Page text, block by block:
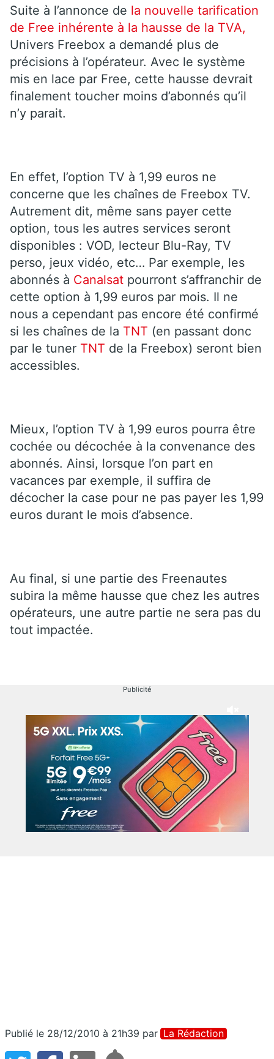
Suite à l’annonce de la nouvelle tarification
de Free inhérente à la hausse de la TVA,
Univers Freebox a demandé plus de
précisions à l’opérateur. Avec le système
mis en lace par Free, cette hausse devrait
finalement toucher moins d’abonnés qu’il
n’y parait.
En effet, l’option TV à 1,99 euros ne
concerne que les chaînes de Freebox TV.
Autrement dit, même sans payer cette
option, tous les autres services seront
disponibles : VOD, lecteur Blu-Ray, TV
perso, jeux vidéo, etc… Par exemple, les
abonnés à Canalsat pourront s’affranchir de
cette option à 1,99 euros par mois. Il ne
nous a cependant pas encore été confirmé
si les chaînes de la TNT (en passant donc
par le tuner TNT de la Freebox) seront bien
accessibles.
Mieux, l’option TV à 1,99 euros pourra être
cochée ou décochée à la convenance des
abonnés. Ainsi, lorsque l’on part en
vacances par exemple, il suffira de
décocher la case pour ne pas payer les 1,99
euros durant le mois d’absence.
Au final, si une partie des Freenautes
subira la même hausse que chez les autres
opérateurs, une autre partie ne sera pas du
tout impactée.
Publicité
Publié le 28/12/2010 à 21h39 par La Rédaction